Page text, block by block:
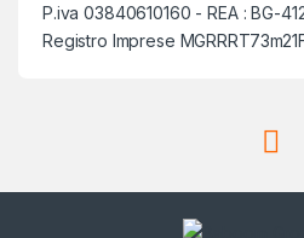
P.iva 03840610160 - REA : BG-
Registro Imprese